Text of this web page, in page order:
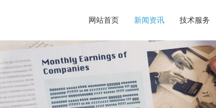
网站首页 新闻资讯 技术服务